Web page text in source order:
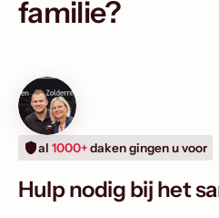
familie?
al 1000+daken gingen u voor
Hulp nodig bij het